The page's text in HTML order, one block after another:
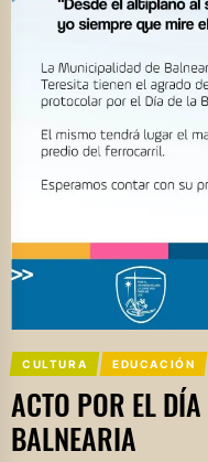
CULTURA EDUCACIÓN
ACTO POR EL
BALNEARIA